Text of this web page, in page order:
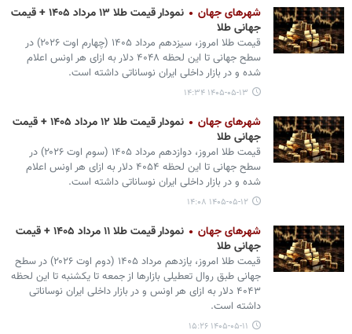
شهرهای جهان
نمودار قیمت طلا ۱۳ مرداد ۱۴۰۵ + قیمت
جهانی طلا
قیمت طلا امروز، سیزدهم مرداد ۱۴۰۵ (‌چهارم اوت ۲۰۲۶) در
سطح جهانی تا این لحظه ۴۰۴۸ دلار به ازای هر اونس اعلام
شده و در بازار داخلی ایران نوساناتی داشته است.
۱۴۰۵-۰۵-۱۳ ۱۴:۳۴
شهرهای جهان
نمودار قیمت طلا ۱۲ مرداد ۱۴۰۵ + قیمت
جهانی طلا
قیمت طلا امروز، دوازدهم مرداد ۱۴۰۵ (‌سوم اوت ۲۰۲۶) در
سطح جهانی تا این لحظه ۴۰۵۴ دلار به ازای هر اونس اعلام
شده و در بازار داخلی ایران نوساناتی داشته است.
۱۴۰۵-۰۵-۱۲ ۱۴:۰۸
شهرهای جهان
نمودار قیمت طلا ۱۱ مرداد ۱۴۰۵ + قیمت
جهانی طلا
قیمت طلا امروز، یازدهم مرداد ۱۴۰۵ (‌دوم اوت ۲۰۲۶) در سطح
جهانی طبق روال تعطیلی بازارها از جمعه تا یکشنبه تا این لحظه
۴۰۴۳ دلار به ازای هر اونس و در بازار داخلی ایران نوساناتی
داشته است.
۱۴۰۵-۰۵-۱۱ ۱۵:۲۶